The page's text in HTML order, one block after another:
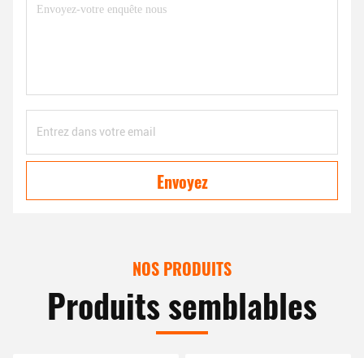
Envoyez
NOS PRODUITS
Produits semblables